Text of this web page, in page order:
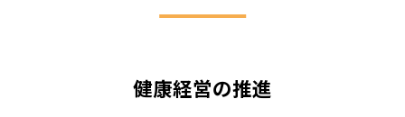
健康経営の推進